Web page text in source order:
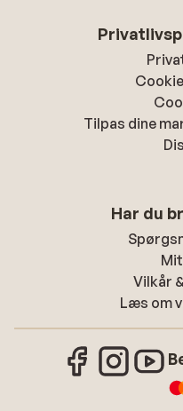
Tilpas dine
Har du
Vilkår
Læs om